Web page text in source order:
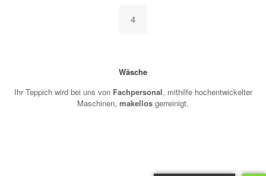
4
Wäsche
Ihr Teppich wird bei uns von Fachpersonal, mithilfe hochentwickelter
Maschinen, makellos gerreinigt.